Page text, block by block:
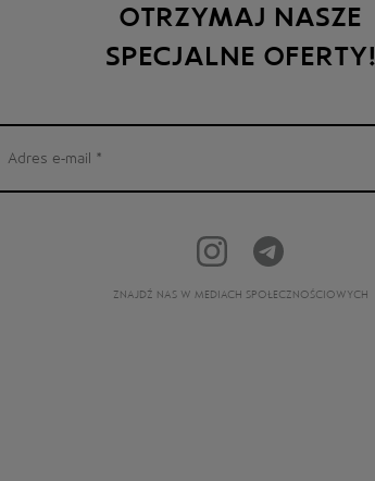
OTRZYMAJ NASZE
SPECJALNE OFERTY!
ZNAJDŹ NAS W MEDIACH SPOŁECZNOŚCIOWYCH